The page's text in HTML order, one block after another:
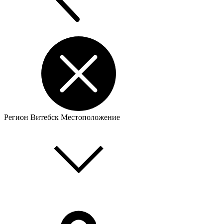
Регион Витебск Местоположение